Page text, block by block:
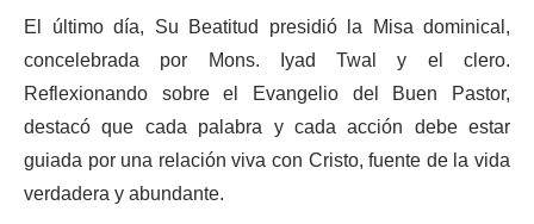
El último día, Su Beatitud presidió la Misa dominical,
concelebrada por Mons. Iyad Twal y el clero.
Reflexionando sobre el Evangelio del Buen Pastor,
destacó que cada palabra y cada acción debe estar
guiada por una relación viva con Cristo, fuente de la vida
verdadera y abundante.